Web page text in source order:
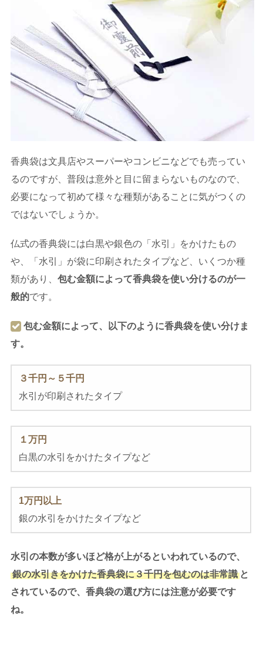
香典袋は文具店やスーパーやコンビニなどでも売ってい
るのですが、普段は意外と目に留まらないものなので、
必要になって初めて様々な種類があることに気がつくの
ではないでしょうか。
仏式の香典袋には白黒や銀色の「水引」をかけたもの
や、「水引」が袋に印刷されたタイプなど、いくつか種
類があり、 包む金額によって香典袋を使い分けるのが一
般的です。
包む金額によって、以下のように香典袋を使い分けま
す。
３千円～５千円
水引が印刷されたタイプ
１万円
白黒の水引をかけたタイプなど
1万円以上
銀の水引をかけたタイプなど
水引の本数が多いほど格が上がるといわれているので、
銀の水引きをかけた香典袋に３千円を包むのは非常識 と
されているので、香典袋の選び方には注意が必要です
ね。